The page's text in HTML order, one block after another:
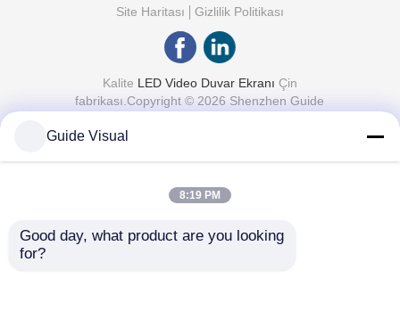
Site Haritası
Gizlilik Politikası
Kalite LED Video Duvar Ekranı Çin
fabrikası.Copyright © 2026 Shenzhen Guide
Guide Visual
8:19 PM
Good day, what product are you looking
for?